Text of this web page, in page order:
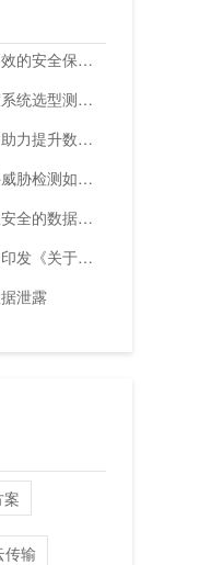
信创文件传输系统有哪些高效的安全保障措施？
新能源行业内外网文件摆渡系统选型测评，附头部企业跨网部署案例
跨网文件安全交换系统排名助力提升数据传输安全与效率
多引擎在线杀毒：企业文件威胁检测如何减少漏报与误报？
安全隔离网闸推荐助力高效安全的数据交换与网络防护
中国人民银行等九部门联合印发《关于加强科技金融领域数据开发利用的通知》
泄露
传输